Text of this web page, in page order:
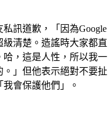
訊道歉，「因為Google
清楚。造謠時大家都直
，這是人性，所以我一
」但他表示絕對不要扯
會保護他們」。